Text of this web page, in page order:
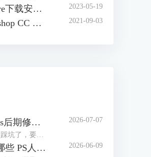
ps磨皮插件portraiture下载安装方法 ps磨皮插件怎么用 2023-05-19
如何在Adobe Photoshop CC 安装 Portraiture 3插件 2021-09-03
cos后期怎么修图 cos后期修图怎么磨皮好看 2026-07-07
PS人像修图插件有哪些 PS人像修图插件怎么用 2026-06-09